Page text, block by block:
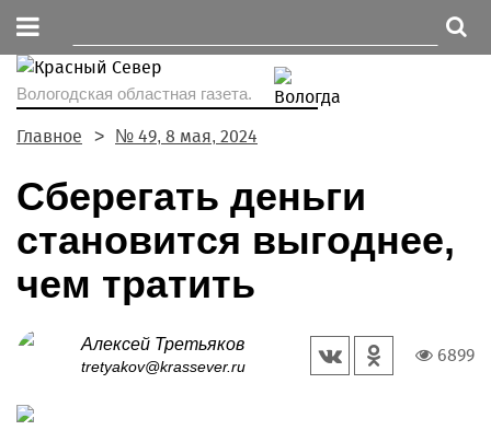
Вологодская областная газета.
Главное № 49, 8 мая, 2024
Сберегать деньги
становится выгоднее,
чем тратить
Алексей Третьяков
tretyakov@krassever.ru
6899